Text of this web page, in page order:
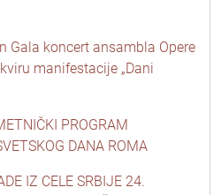
Gala koncert ansambla Opere
manifestacije „Dani
PROGRAM
DANA ROMA
IZ CELE SRBIJE 24.